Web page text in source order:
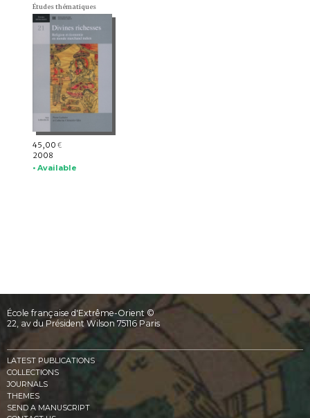
Études thématiques
45,00 €
2008
• Available
École française d'Extrême-Orient ©
22, av du Président Wilson 75116 Paris
LATEST PUBLICATIONS
COLLECTIONS
JOURNALS
THEMES
SEND A MANUSCRIPT